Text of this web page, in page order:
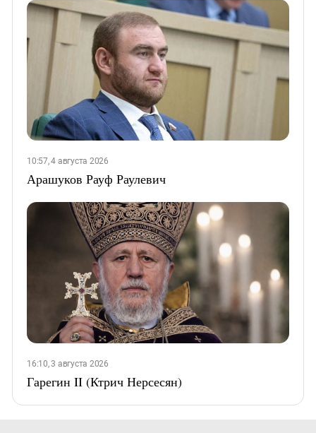
10:57, 4 августа 2026
Арашуков Рауф Раулевич
16:10, 3 августа 2026
Гарегин II (Ктрич Нерсесян)